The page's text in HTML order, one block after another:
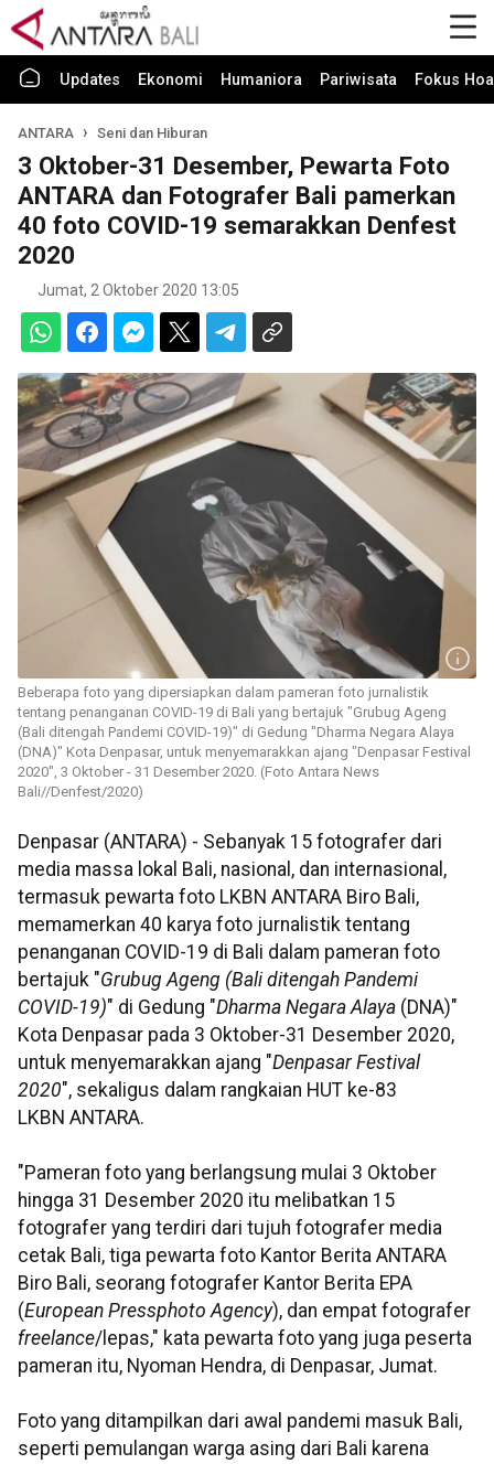
Updates Ekonomi Humaniora Pariwisata Fokus
ANTARA Seni dan Hiburan
3 Oktober-31 Desember, Pewarta Foto
ANTARA dan Fotografer Bali pamerkan
40 foto COVID-19 semarakkan Denfest
2020
Jumat, 2 Oktober 2020 13:05
Beberapa foto yang dipersiapkan dalam pameran foto jurnalistik
tentang penanganan COVID-19 di Bali yang bertajuk "Grubug Ageng
(Bali ditengah Pandemi COVID-19)" di Gedung "Dharma Negara Alaya
(DNA)" Kota Denpasar, untuk menyemarakkan ajang "Denpasar Festival
2020", 3 Oktober - 31 Desember 2020. (Foto Antara News
Bali//Denfest/2020)
Denpasar (ANTARA) - Sebanyak 15 fotografer dari
media massa lokal Bali, nasional, dan internasional,
termasuk pewarta foto LKBN ANTARA Biro Bali,
memamerkan 40 karya foto jurnalistik tentang
penanganan COVID-19 di Bali dalam pameran foto
bertajuk "Grubug Ageng (Bali ditengah Pandemi
COVID-19)" di Gedung "Dharma Negara Alaya (DNA)"
Kota Denpasar pada 3 Oktober-31 Desember 2020,
untuk menyemarakkan ajang "Denpasar Festival
2020", sekaligus dalam rangkaian HUT ke-83
LKBN ANTARA.
"Pameran foto yang berlangsung mulai 3 Oktober
hingga 31 Desember 2020 itu melibatkan 15
fotografer yang terdiri dari tujuh fotografer media
cetak Bali, tiga pewarta foto Kantor Berita ANTARA
Biro Bali, seorang fotografer Kantor Berita EPA
(European Pressphoto Agency), dan empat fotografer
freelance/lepas," kata pewarta foto yang juga peserta
pameran itu, Nyoman Hendra, di Denpasar, Jumat.
Foto yang ditampilkan dari awal pandemi masuk Bali,
seperti pemulangan warga asing dari Bali karena